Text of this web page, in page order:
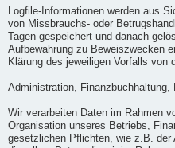
Logfile-Informationen werden aus
von Missbrauchs- oder
Tagen gespeichert und danach
Aufbewahrung zu Beweiszwecken
Klärung des jeweiligen Vorfalls von
Administration,
Wir verarbeiten Daten im Rahmen
Organisation unseres Betriebs,
gesetzlichen Pflichten, wie z.B. der